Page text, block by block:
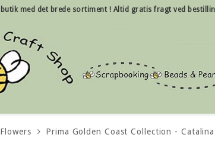
butik med det brede sortiment ! Altid gratis fragt ved
Flowers Prima Golden Coast Collection -